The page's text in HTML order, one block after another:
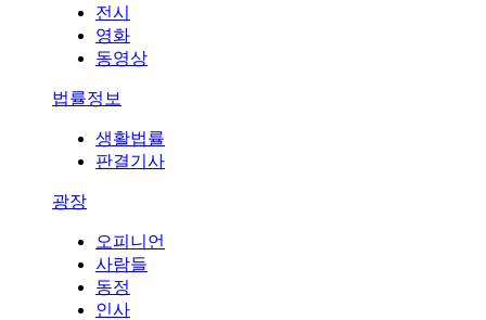
전시
영화
동영상
법률정보
생활법률
판결기사
광장
오피니언
사람들
동정
인사